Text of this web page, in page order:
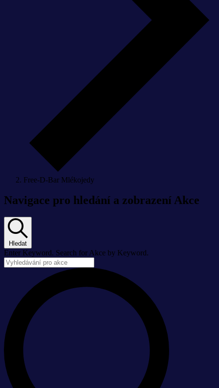
Free-D-Bar Mlékojedy
Akce
Navigace pro hledání a zobrazení Akce
Hledat
Enter Keyword. Search for Akce by Keyword.